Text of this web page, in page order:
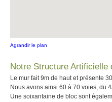
Agrandir le plan
Notre Structure Artificielle
Le mur fait 9m de haut et présente
Nous avons ainsi 60 à 70 voies, du
Une soixantaine de bloc sont